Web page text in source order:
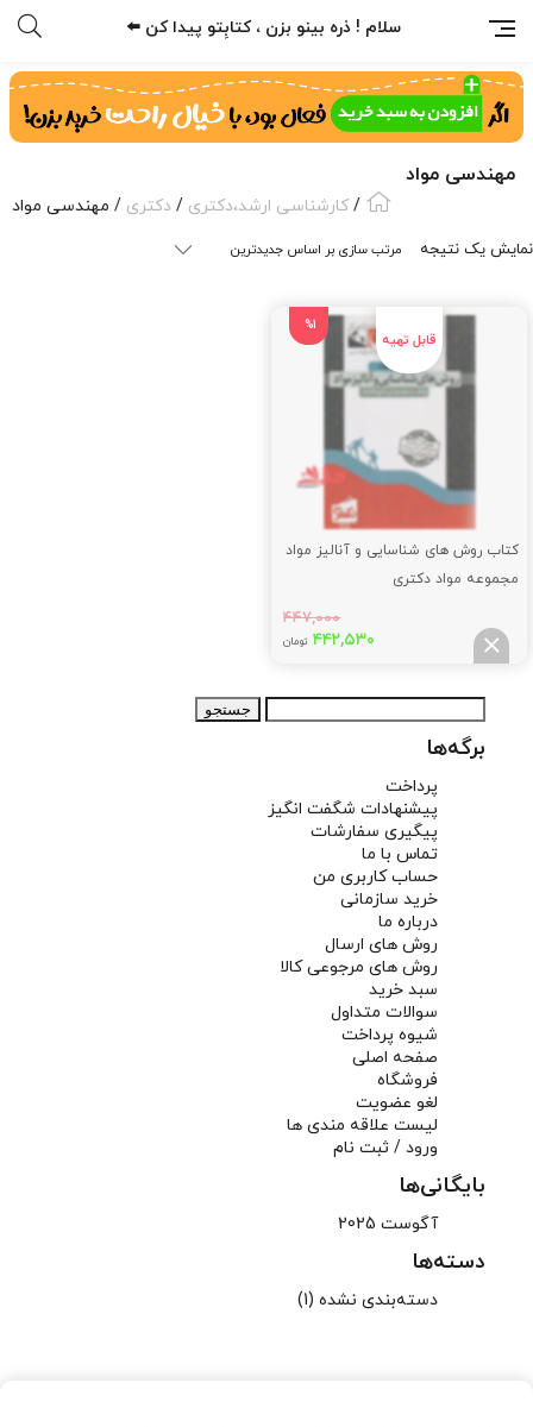
سلام ! ذره بینو بزن ، کتابِتو پیدا کن ⬅️
مهندسی مواد
/کارشناسی ارشد،دکتری / دکتری / مهندسی مواد
نمایش یک نتیجه
کتاب روش های شناسایی و آنالیز مواد
مجموعه مواد دکتری
۴۴۷,۰۰۰
قیمت
تومان
بود.
۴۴۲,۵۳۰ تومانقیمت
تومان.
جستجو
برای:
برگه‌ها
پرداخت
پیشنهادات شگفت انگیز
پیگیری سفارشات
تماس با ما
حساب کاربری من
خرید سازمانی
درباره ما
روش های ارسال
روش های مرجوعی کالا
سبد خرید
سوالات متداول
شیوه پرداخت
صفحه اصلی
فروشگاه
لغو عضویت
لیست علاقه مندی ها
ورود / ثبت نام
بایگانی‌ها
آگوست 2025
دسته‌ها
دسته‌بندی نشده (1)